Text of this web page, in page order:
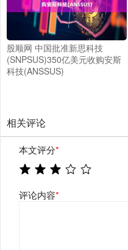
股顺网 中国批准新思科技
(SNPSUS)350亿美元收购安斯
科技(ANSSUS)
相关评论
本文评分*
评论内容*